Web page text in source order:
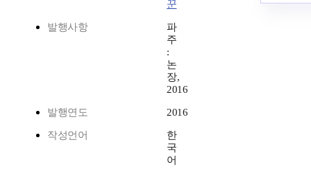
꾼
발행사항
파
주
:
논
장,
2016
발행연도 2016
작성언어
한
국
어